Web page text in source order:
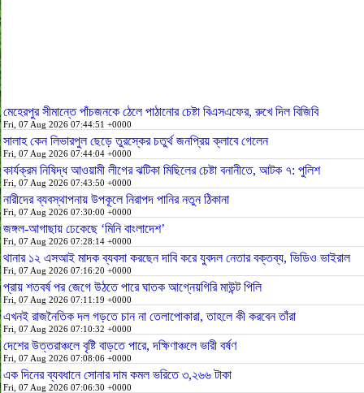
মেহেরপুর সীমান্তে পাঁচজনকে ঠেলে পাঠানোর চেষ্টা বিএসএফের, রুখে দিল বিজিবি
Fri, 07 Aug 2026 07:44:51 +0000
সালাহ কেন লিভারপুল ছেড়ে তুরস্কের চতুর্থ জনপ্রিয় ক্লাবে গেলেন
Fri, 07 Aug 2026 07:44:04 +0000
কার্যক্রম নিষিদ্ধ আওয়ামী লীগের ঝটিকা মিছিলের চেষ্টা বনানীতে, আটক ৭: পুলিশ
Fri, 07 Aug 2026 07:43:50 +0000
নারীদের ব্যবস্থাপনায় উপকূলে নিরাপদ পানির নতুন ঠিকানা
Fri, 07 Aug 2026 07:30:00 +0000
জঙ্গল-আগাছায় ঢেকেছে ‘মিনি বাংলাদেশ’
Fri, 07 Aug 2026 07:28:14 +0000
থানার ১২ এসআই মাদক ব্যবসা করছেন দাবি করে যুবদল নেতার বক্তব্য, ভিডিও ভাইরাল
Fri, 07 Aug 2026 07:16:20 +0000
প্রায় শতবর্ষ পর জেগে উঠতে পারে ঘাতক আগ্নেয়গিরি মাউন্ট পিলি
Fri, 07 Aug 2026 07:11:19 +0000
এখনই রাজনৈতিক দল গড়তে চান না তেলাপোকারা, তাহলে কী করবেন তাঁরা
Fri, 07 Aug 2026 07:10:32 +0000
দেশের উত্তরাঞ্চলে বৃষ্টি বাড়তে পারে, দক্ষিণাঞ্চলে ভারী বর্ষণ
Fri, 07 Aug 2026 07:08:06 +0000
এক দিনের ব্যবধানে সোনার দাম কমল ভরিতে ৩,২৬৬ টাকা
Fri, 07 Aug 2026 07:06:30 +0000